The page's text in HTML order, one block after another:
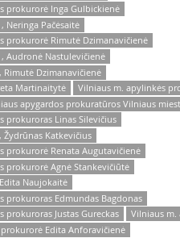
prokurorė Inga Gulbickienė
Pačėsaitė
prokurorė Rimutė Dzimanavičienė
Audronė Nastulevičienė
Dzimanavičienė
Martinaitytė
Vilniaus m. apylinkės
apygardos prokuratūros Vilniaus
prokuroras Linas Silevičius
Katkevičius
prokurorė Renata Augutavičienė
prokurorė Agnė Stankevičiūtė
Naujokaitė
Edmundas Bagdonas
Justas Gureckas
Vilniaus m.
Edita Anforavičienė